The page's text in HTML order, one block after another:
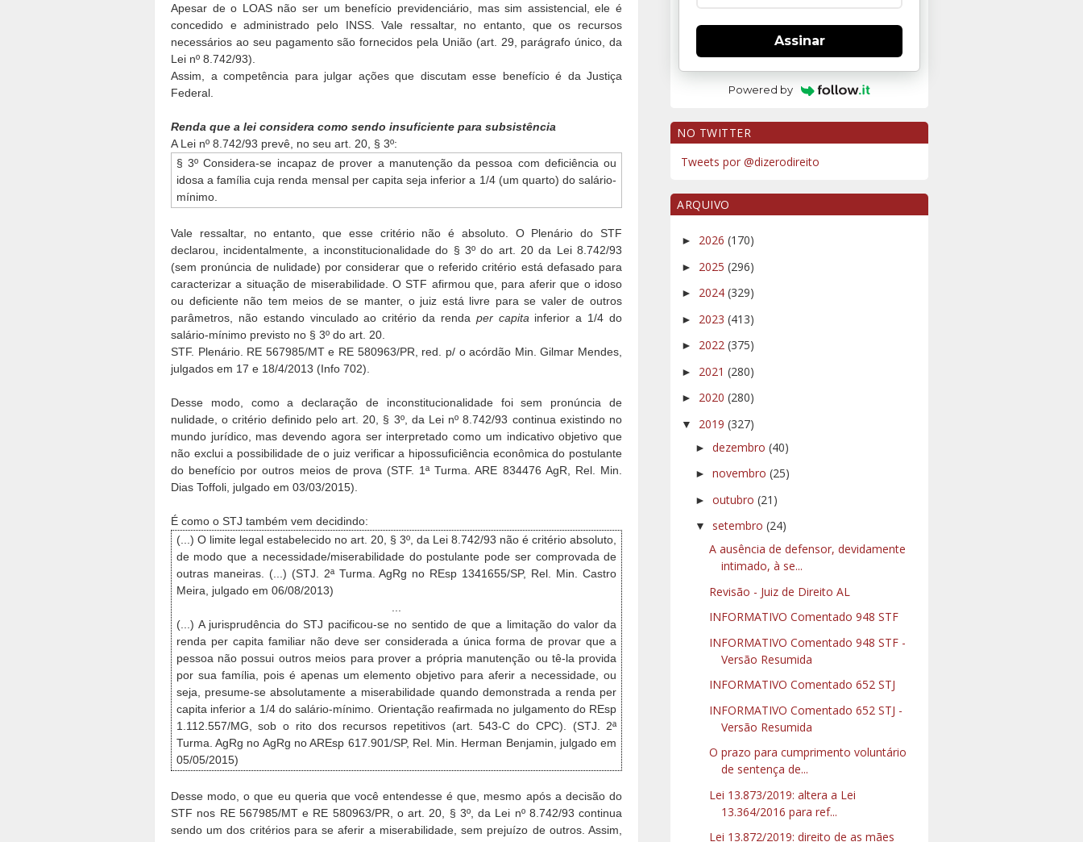
Apesar de o LOAS não ser um benefício previdenciário, mas sim assistencial, ele é
concedido e administrado pelo INSS. Vale ressaltar, no entanto, que os recursos
necessários ao seu pagamento são fornecidos pela União (art. 29, parágrafo único, da
Lei nº 8.742/93).
Assim, a competência para julgar ações que discutam esse benefício é da Justiça
Federal.
Renda que a lei considera como sendo insuficiente para subsistência
A Lei nº 8.742/93 prevê, no seu art. 20, § 3º:
§ 3º Considera-se incapaz de prover a manutenção da pessoa com deficiência ou
idosa a família cuja renda mensal per capita seja inferior a 1/4 (um quarto) do salário-
mínimo.
Vale ressaltar, no entanto, que esse critério não é absoluto. O Plenário do STF
declarou, incidentalmente, a inconstitucionalidade do § 3º do art. 20 da Lei 8.742/93
(sem pronúncia de nulidade) por considerar que o referido critério está defasado para
caracterizar a situação de miserabilidade. O STF afirmou que, para aferir que o idoso
ou deficiente não tem meios de se manter, o juiz está livre para se valer de outros
parâmetros, não estando vinculado ao critério da renda per capita inferior a 1/4 do
salário-mínimo previsto no § 3º do art. 20.
STF. Plenário. RE 567985/MT e RE 580963/PR, red. p/ o acórdão Min. Gilmar Mendes,
julgados em 17 e 18/4/2013 (Info 702).
Desse modo, como a declaração de inconstitucionalidade foi sem pronúncia de
nulidade, o critério definido pelo art. 20, § 3º, da Lei nº 8.742/93 continua existindo no
mundo jurídico, mas devendo agora ser interpretado como um indicativo objetivo que
não exclui a possibilidade de o juiz verificar a hipossuficiência econômica do postulante
do benefício por outros meios de prova (STF. 1ª Turma. ARE 834476 AgR, Rel. Min.
Dias Toffoli, julgado em 03/03/2015).
É como o STJ também vem decidindo:
(...) O limite legal estabelecido no art. 20, § 3º, da Lei 8.742/93 não é critério absoluto,
de modo que a necessidade/miserabilidade do postulante pode ser comprovada de
outras maneiras. (...) (STJ. 2ª Turma. AgRg no REsp 1341655/SP, Rel. Min. Castro
Meira, julgado em 06/08/2013)
...
(...) A jurisprudência do STJ pacificou-se no sentido de que a limitação do valor da
renda per capita familiar não deve ser considerada a única forma de provar que a
pessoa não possui outros meios para prover a própria manutenção ou tê-la provida
por sua família, pois é apenas um elemento objetivo para aferir a necessidade, ou
seja, presume-se absolutamente a miserabilidade quando demonstrada a renda per
capita inferior a 1/4 do salário-mínimo. Orientação reafirmada no julgamento do REsp
1.112.557/MG, sob o rito dos recursos repetitivos (art. 543-C do CPC). (STJ. 2ª
Turma. AgRg no AgRg no AREsp 617.901/SP, Rel. Min. Herman Benjamin, julgado em
05/05/2015)
Desse modo, o que eu queria que você entendesse é que, mesmo após a decisão do
STF nos RE 567985/MT e RE 580963/PR, o art. 20, § 3º, da Lei nº 8.742/93 continua
sendo um dos critérios para se aferir a miserabilidade, sem prejuízo de outros. Assim,
Assinar
Powered by
NO TWITTER
Tweets por @dizerodireito
ARQUIVO
► 2026 (170)
► 2025 (296)
► 2024 (329)
► 2023 (413)
► 2022 (375)
► 2021 (280)
► 2020 (280)
▼ 2019 (327)
► dezembro (40)
► novembro (25)
► outubro (21)
▼ setembro (24)
A ausência de defensor, devidamente
intimado, à se...
Revisão - Juiz de Direito AL
INFORMATIVO Comentado 948 STF
INFORMATIVO Comentado 948 STF -
Versão Resumida
INFORMATIVO Comentado 652 STJ
INFORMATIVO Comentado 652 STJ -
Versão Resumida
O prazo para cumprimento voluntário
de sentença de...
Lei 13.873/2019: altera a Lei
13.364/2016 para ref...
Lei 13.872/2019: direito de as mães